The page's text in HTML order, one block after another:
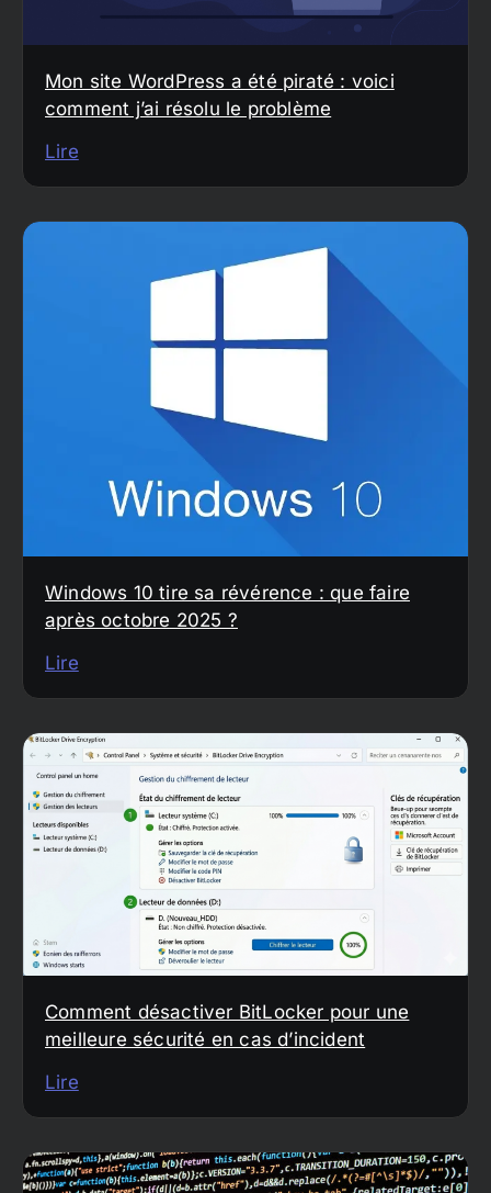
Mon site WordPress a été piraté : voici
comment j’ai résolu le problème
Lire
Windows 10 tire sa révérence : que faire
après octobre 2025 ?
Lire
Comment désactiver BitLocker pour une
meilleure sécurité en cas d’incident
Lire